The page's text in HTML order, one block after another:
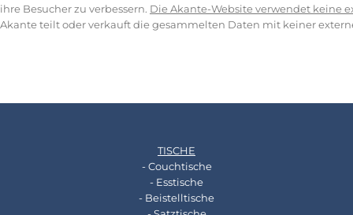
ihre Besucher zu verbessern. Die Akante-Website verwendet keine
Akante teilt oder verkauft die gesammelten Daten mit keiner
TISCHE
- Couchtische
- Esstische
- Beistelltische